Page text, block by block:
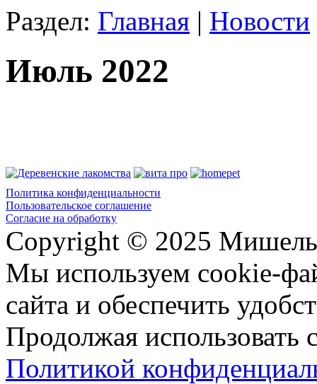
Раздел: Главная | Новости
Июль 2022
Политика конфиденциальности
Пользовательское соглашение
Согласие на обработку
Copyright © 2025
Мы используем cookie-
сайта и обеспечить
Продолжая использовать
Политикой